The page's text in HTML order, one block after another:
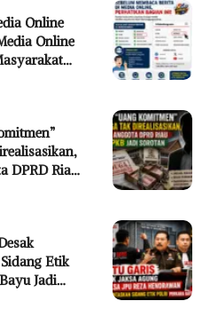
Online
Online
DPRD Riau
Etik
Jadi